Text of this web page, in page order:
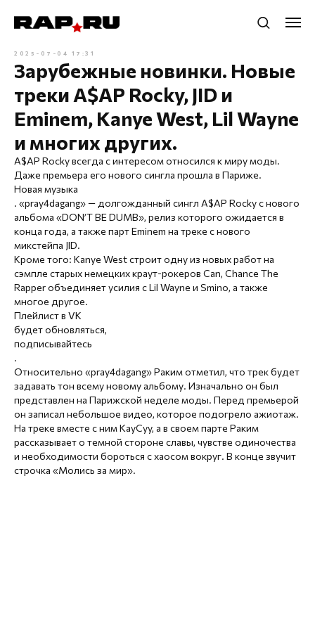
2025-07-04 17:31
Зарубежные новинки. Новые
треки A$AP Rocky, JID и
Eminem, Kanye West, Lil Wayne
и многих других.
A$AP Rocky всегда с интересом относился к миру моды.
Даже премьера его нового сингла прошла в Париже.
Новая музыка
. «pray4dagang» — долгожданный сингл A$AP Rocky c нового
альбома «DON’T BE DUMB», релиз которого ожидается в
конца года, а также парт Eminem на треке с нового
микстейпа JID.
Кроме того: Kanye West строит одну из новых работ на
сэмпле старых немецких краут-рокеров Can, Chance The
Rapper объединяет усилия с Lil Wayne и Smino, а также
многое другое.
Плейлист в VK
будет обновляться,
подписывайтесь
.
Относительно «pray4dagang» Раким отметил, что трек будет
задавать тон всему новому альбому. Изначально он был
представлен на Парижской неделе моды. Перед премьерой
он записал небольшое видео, которое подогрело ажиотаж.
На треке вместе с ним KayCyy, а в своем парте Раким
рассказывает о темной стороне славы, чувстве одиночества
и необходимости бороться с хаосом вокруг. В конце звучит
строчка «Молись за мир».